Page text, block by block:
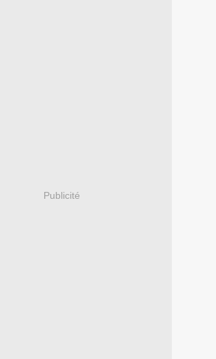
Publicité